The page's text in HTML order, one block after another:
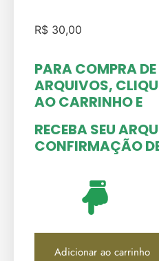
R$ 30,00
PARA COMPRA
ARQUIVOS,
AO CARRINHOE
RECEBA SEU
CONFIRMAÇÃO
Adicionar ao carrinho